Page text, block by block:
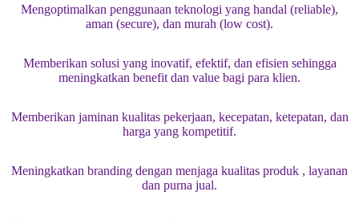
Mengoptimalkan penggunaan teknologi yang handal (reliable),
aman (secure), dan murah (low cost).
Memberikan solusi yang inovatif, efektif, dan efisien sehingga
meningkatkan benefit dan value bagi para klien.
Memberikan jaminan kualitas pekerjaan, kecepatan, ketepatan, dan
harga yang kompetitif.
Meningkatkan branding dengan menjaga kualitas produk , layanan
dan purna jual.